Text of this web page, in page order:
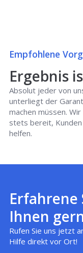
Empfohlene
Ergebnis
Absolut jeder von
unterliegt der
machen müssen.
stets bereit,
helfen.
Erfahrene
Ihnen
Rufen Sie uns jetzt
Hilfe direkt vor Ort!